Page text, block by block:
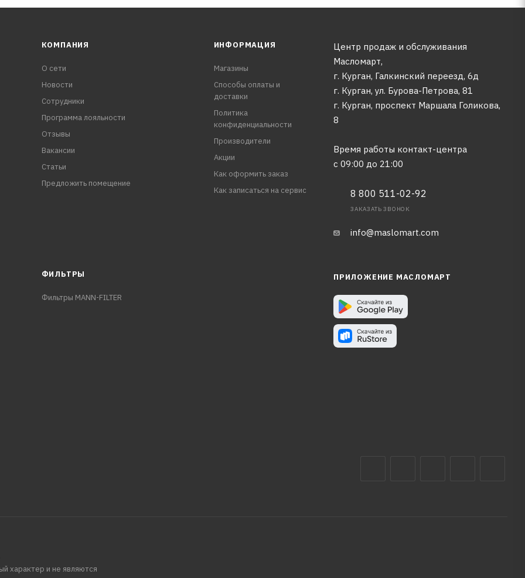
КОМПАНИЯ
О сети
Новости
Сотрудники
Программа лояльности
Отзывы
Вакансии
Статьи
Предложить помещение
ИНФОРМАЦИЯ
Магазины
Способы оплаты и
доставки
Политика
конфиденциальности
Производители
Акции
Как оформить заказ
Как записаться на сервис
Центр продаж и обслуживания
Масломарт,
г. Курган, Галкинский переезд, 6д
г. Курган, ул. Бурова-Петрова, 81
г. Курган, проспект Маршала Голикова,
8
Время работы контакт-центра
с 09:00 до 21:00
8 800 511-02-92
ЗАКАЗАТЬ ЗВОНОК
info@maslomart.com
ФИЛЬТРЫ
Фильтры MANN-FILTER
ПРИЛОЖЕНИЕ МАСЛОМАРТ
характер и не являются